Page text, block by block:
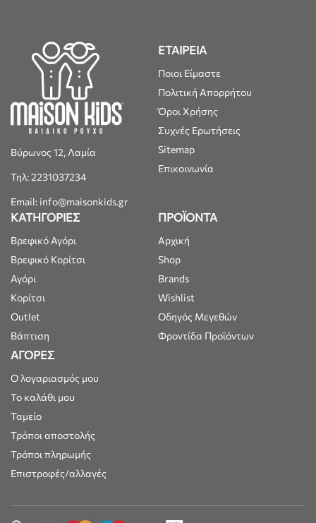
Βύρωνος 12, Λαμία
Τηλ: 2231037234
Email: info@maisonkids.gr
ΕΤΑΙΡΕΙΑ
Ποιοι Είμαστε
Πολιτική Απορρήτου
Όροι Χρήσης
Συχνές Ερωτήσεις
Sitemap
Επικοινωνία
ΚΑΤΗΓΟΡΙΕΣ
Βρεφικό Αγόρι
Βρεφικό Κορίτσι
Αγόρι
Κορίτσι
Outlet
Βάπτιση
ΠΡΟΪΟΝΤΑ
Αρχική
Shop
Brands
Wishlist
Οδηγός Μεγεθών
Φροντίδα Προϊόντων
ΑΓΟΡΕΣ
Ο λογαριασμός μου
Το καλάθι μου
Ταμείο
Τρόποι αποστολής
Τρόποι πληρωμής
Επιστροφές/αλλαγές